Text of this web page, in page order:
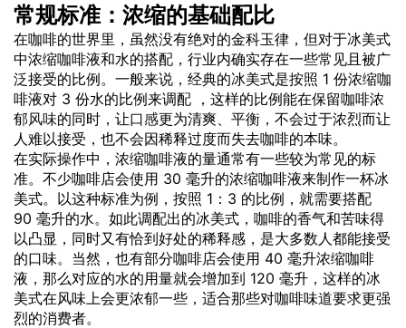
常规标准：浓缩的基础配比
在咖啡的世界里，虽然没有绝对的金科玉律，但对于冰美式
中浓缩咖啡液和水的搭配，行业内确实存在一些常见且被广
泛接受的比例。一般来说，经典的冰美式是按照 1 份浓缩咖
啡液对 3 份水的比例来调配 ，这样的比例能在保留咖啡浓
郁风味的同时，让口感更为清爽、平衡，不会过于浓烈而让
人难以接受，也不会因稀释过度而失去咖啡的本味。
在实际操作中，浓缩咖啡液的量通常有一些较为常见的标
准。不少咖啡店会使用 30 毫升的浓缩咖啡液来制作一杯冰
美式。以这种标准为例，按照 1：3 的比例，就需要搭配
90 毫升的水。如此调配出的冰美式，咖啡的香气和苦味得
以凸显，同时又有恰到好处的稀释感，是大多数人都能接受
的口味。当然，也有部分咖啡店会使用 40 毫升浓缩咖啡
液，那么对应的水的用量就会增加到 120 毫升，这样的冰
美式在风味上会更浓郁一些，适合那些对咖啡味道要求更强
烈的消费者。